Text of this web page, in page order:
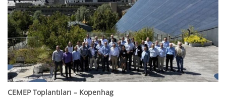
CEMEP Toplantıları – Kopenhag